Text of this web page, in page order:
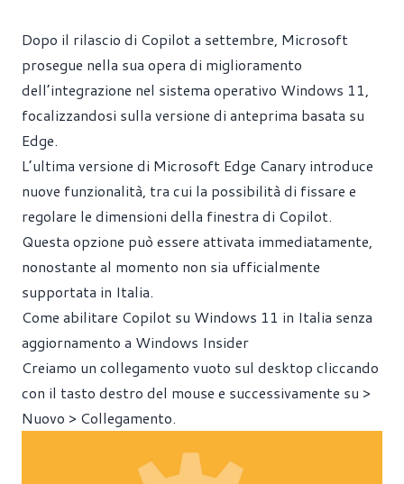
Dopo il rilascio di Copilot a settembre, Microsoft
prosegue nella sua opera di miglioramento
dell’integrazione nel sistema operativo Windows 11,
focalizzandosi sulla versione di anteprima basata su
Edge.
L’ultima versione di Microsoft Edge Canary introduce
nuove funzionalità, tra cui la possibilità di fissare e
regolare le dimensioni della finestra di Copilot.
Questa opzione può essere attivata immediatamente,
nonostante al momento non sia ufficialmente
supportata in Italia.
Come abilitare Copilot su Windows 11 in Italia senza
aggiornamento a Windows Insider
Creiamo un collegamento vuoto sul desktop cliccando
con il tasto destro del mouse e successivamente su >
Nuovo > Collegamento.